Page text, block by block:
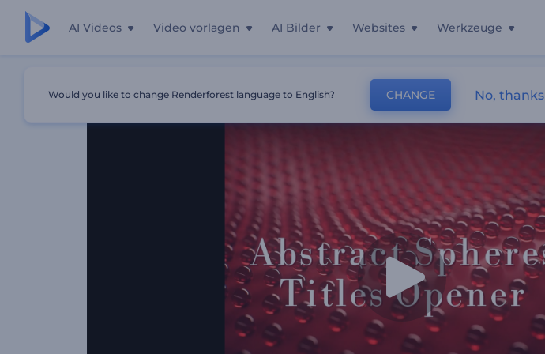
AI Videos Video vorlagen AI Bilder Websites Werkzeuge
Would you like to change Renderforest language to English? CHANGE No, thanks